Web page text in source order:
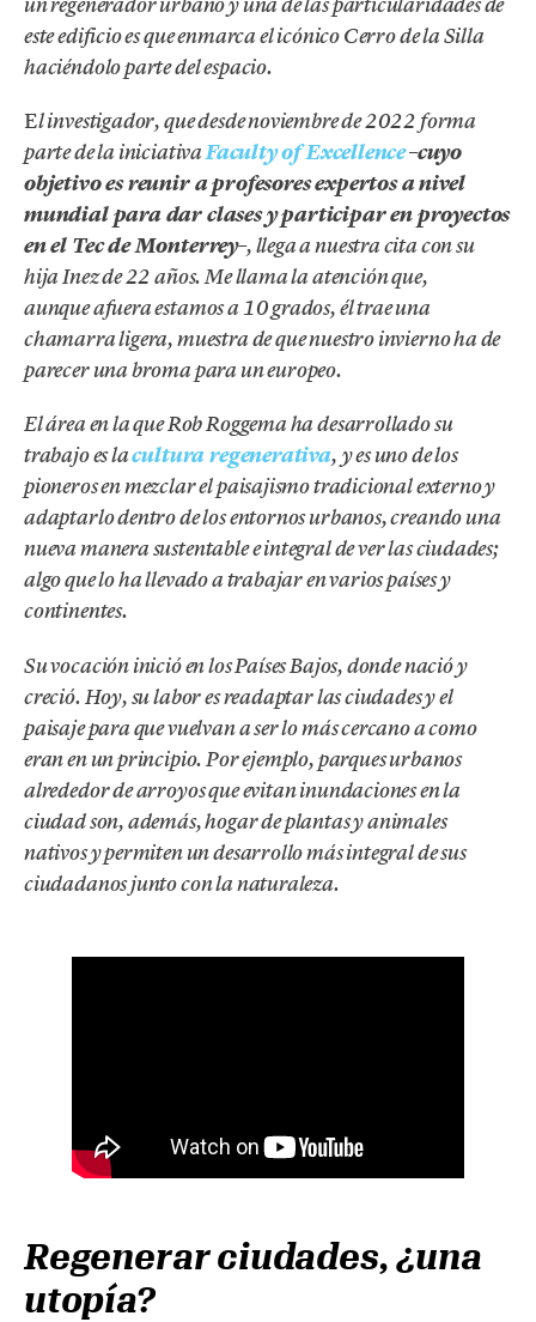
este edificio es que enmarca el icónico Cerro de la Silla
haciéndolo parte del espacio.
El investigador, que desde noviembre de 2022 forma
parte de la iniciativaFaculty of Excellence–cuyo
objetivo es reunir a profesores expertos a nivel
mundialpara dar clases y participar en proyectos
en el Tec de Monterrey–, llega a nuestra cita con su
hija Inez de 22 años. Me llama la atención que,
aunque afuera estamos a 10 grados, él trae una
chamarra ligera, muestra de que nuestro invierno ha de
parecer una broma para un europeo.
El área en la que Rob Roggema ha desarrollado su
trabajo es lacultura regenerativa, y es uno de los
pioneros en mezclar el paisajismo tradicional externo y
adaptarlo dentro de los entornos urbanos, creando una
nueva manera sustentable e integral de ver las ciudades;
algo que lo ha llevado a trabajar en varios países y
continentes.
Su vocación inició en los Países Bajos, donde nació y
creció. Hoy, su labor es readaptar las ciudades y el
paisaje para que vuelvan a ser lo más cercano a como
eran en un principio. Por ejemplo, parques urbanos
alrededor de arroyos que evitan inundaciones en la
ciudad son, además, hogar de plantas y animales
nativos y permiten un desarrollo más integral de sus
ciudadanos junto con la naturaleza.
Regenerar ciudades, ¿una
utopía?